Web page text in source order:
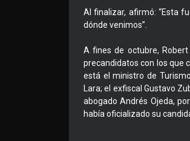
Al finalizar, afirmó: “Esta
dónde venimos”.
A fines de octubre,
precandidatos con los que
está el ministro de
Lara; el exfiscal Gustavo
abogado Andrés Ojeda,
había oficializado su